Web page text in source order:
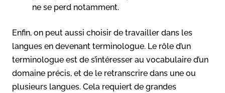
ne se perd notamment.
Enfin, on peut aussi choisir de travailler dans les
langues en devenant terminologue. Le rôle d’un
terminologue est de s’intéresser au vocabulaire d’un
domaine précis, et de le retranscrire dans une ou
plusieurs langues. Cela requiert de grandes